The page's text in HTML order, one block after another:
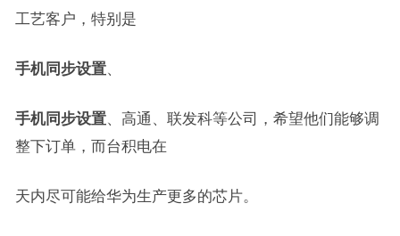
工艺客户，特别是
手机同步设置、
手机同步设置、高通、联发科等公司，希望他们能够调
整下订单，而台积电在
天内尽可能给华为生产更多的芯片。